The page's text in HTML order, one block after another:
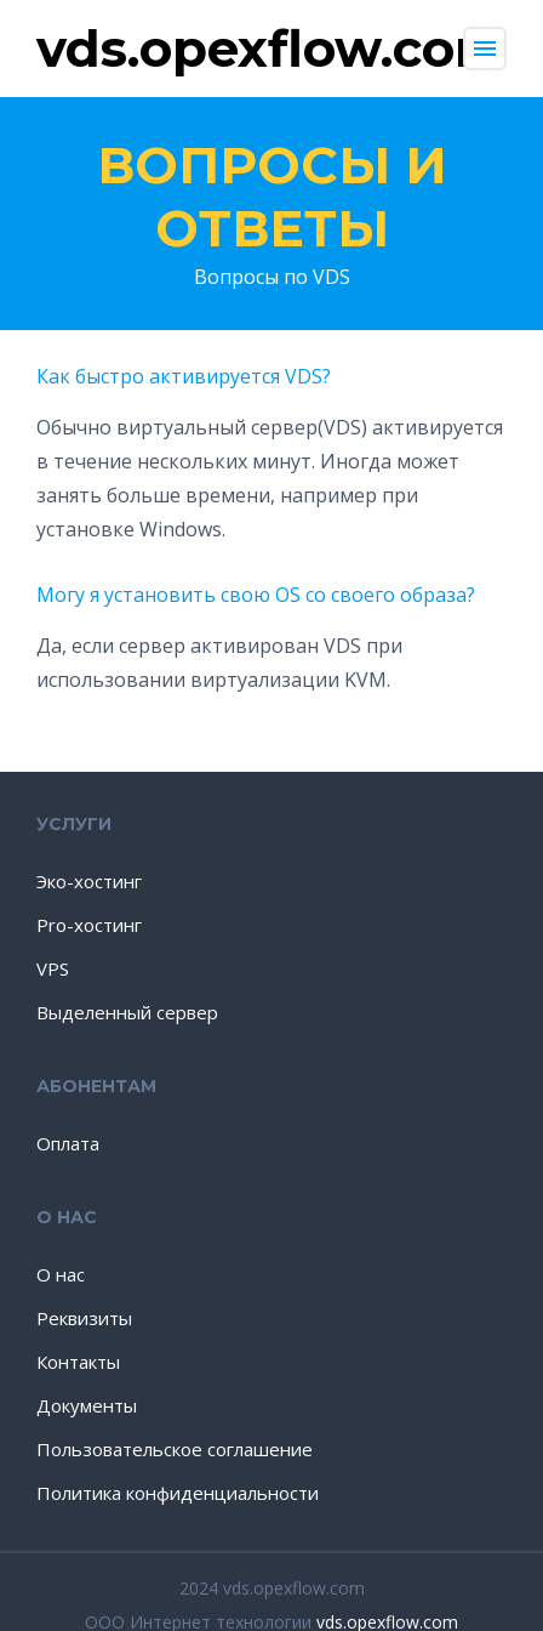
vds.opexflow.com
menu
ВОПРОСЫ И
ОТВЕТЫ
Вопросы по VDS
Как быстро активируется VDS?
Обычно виртуальный сервер(VDS) активируется
в течение нескольких минут. Иногда может
занять больше времени, например при
установке Windows.
Могу я установить свою OS со своего образа?
Да, если сервер активирован VDS при
использовании виртуализации KVM.
УСЛУГИ
Эко-хостинг
Pro-хостинг
VPS
Выделенный сервер
АБОНЕНТАМ
Оплата
О НАС
О нас
Реквизиты
Контакты
Документы
Пользовательское соглашение
Политика конфиденциальности
2024 vds.opexflow.com
ООО Интернет технологии vds.opexflow.com